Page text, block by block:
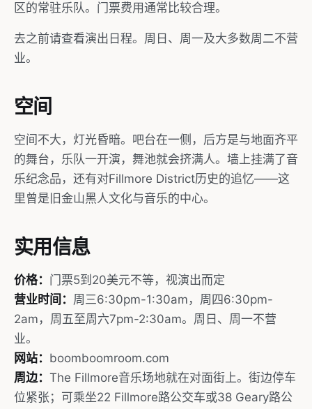
区的常驻乐队。门票费用通常比较合理。
去之前请查看演出日程。周日、周一及大多数周二不营
业。
空间
空间不大，灯光昏暗。吧台在一侧，后方是与地面齐平
的舞台，乐队一开演，舞池就会挤满人。墙上挂满了音
乐纪念品，还有对Fillmore District历史的追忆——这
里曾是旧金山黑人文化与音乐的中心。
实用信息
价格： 门票5到20美元不等，视演出而定
营业时间： 周三6:30pm-1:30am，周四6:30pm-
2am，周五至周六7pm-2:30am。周日、周一不营
业。
网站： boomboomroom.com
周边： The Fillmore音乐场地就在对面街上。街边停车
位紧张；可乘坐22 Fillmore路公交车或38 Geary路公